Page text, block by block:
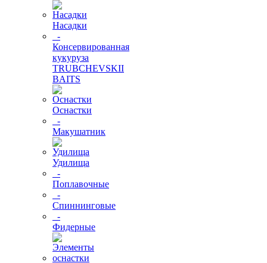
Насадки
-
Консервированная
кукуруза
TRUBCHEVSKII
BAITS
Оснастки
-
Макушатник
Удилища
-
Поплавочные
-
Спиннинговые
-
Фидерные